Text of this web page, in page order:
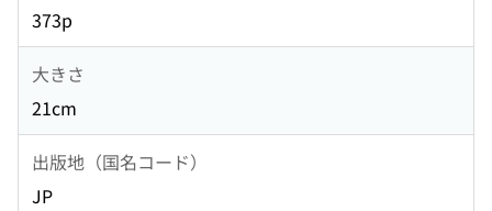
373p
大きさ
21cm
出版地（国名コード）
JP